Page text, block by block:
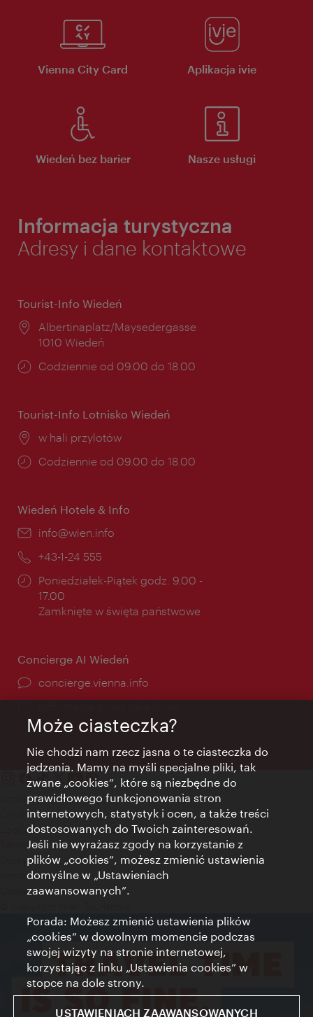
Vienna City Card Aplikacja ivie
Wiedeń bez barier Nasze usługi
Informacja turystyczna
Adresy i dane kontaktowe
Tourist-Info Wiedeń
Miejsce:
Albertinaplatz/Maysedergasse
1010 Wiedeń
Godziny
Codziennie od 09.00 do 18.00
Tourist-Info Lotnisko Wiedeń
Miejsce:
w hali przylotów
Godziny
Codziennie od 09.00 do 18.00
Wiedeń Hotele & Info
E-
info@wien.info
Telefon:
+43-1-24 555
Godziny
otwarcia:
Poniedziałek-Piątek godz. 9.00 -
17.00
Zamknięte w święta państwowe
Concierge AI Wiedeń
concierge.vienna.info
Kontakt
Credits
Zgoda na przetwarzanie danych osobowych
Terms of Use
Dostępność
Kontakt prasowy
Ustawienia cookies
Może ciasteczka?
Nie chodzi nam rzecz jasna o te ciasteczka do
jedzenia. Mamy na myśli specjalne pliki, tak
zwane „cookies”, które są niezbędne do
prawidłowego funkcjonowania stron
internetowych, statystyk i ocen, a także treści
dostosowanych do Twoich zainteresowań.
Jeśli nie wyrażasz zgody na korzystanie z
plików „cookies”, możesz zmienić ustawienia
domyślne w „Ustawieniach
zaawansowanych”.
Porada: Możesz zmienić ustawienia plików
„cookies” w dowolnym momencie podczas
swojej wizyty na stronie internetowej,
korzystając z linku „Ustawienia cookies” w
stopce na dole strony.
USTAWIENIACH ZAAWANSOWANYCH